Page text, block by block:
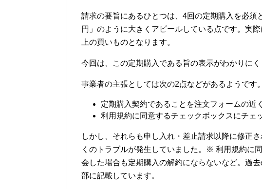
請求の要旨にあるひとつは、4回の定期購入を必
円」のように大きくアピールしている点です。実
上の買いものとなります。
今回は、この定期購入である旨の表示がわかりに
事業者の主張としては次の2点などがあるようです。
定期購入契約であることを注文フォームの近
利用規約に同意するチェックボックスにチェ
しかし、それらも申し入れ・差止請求以降に修正
くのトラブルが発生していました。※ 利用規約に
会した場合も定期購入の解約にならないなど。過
部に記載しています。